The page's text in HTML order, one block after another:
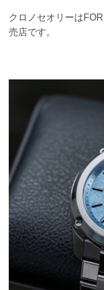
クロノセオリーは
売店です。